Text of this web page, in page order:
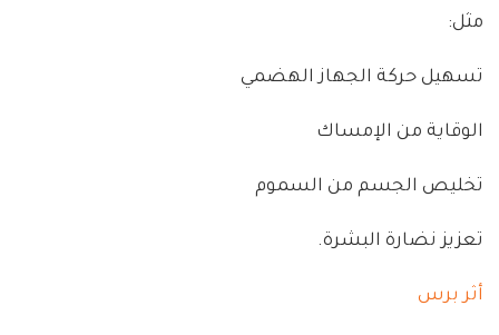
مثل:
تسهيل حركة الجهاز الهضمي
الوقاية من الإمساك
تخليص الجسم من السموم
تعزيز نضارة البشرة.
أثر برس